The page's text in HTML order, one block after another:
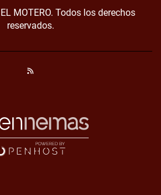
MOTERO. Todos los derechos
reservados.